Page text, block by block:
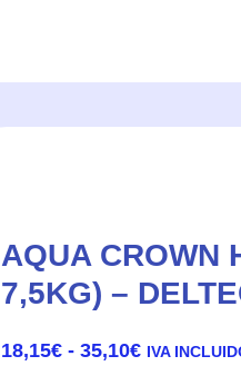
AQUA CROWN
7,5KG) –
18,15€ - 35,10€DE
IVA